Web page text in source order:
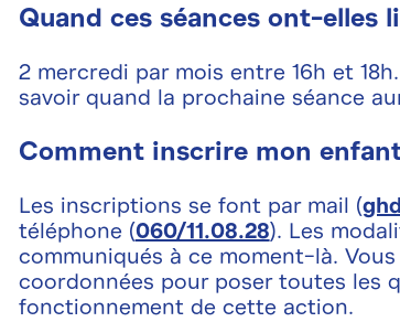
Quand ces séances ont-elles
2 mercredi par mois entre 16h et
savoir quand la prochaine séance
Comment inscrire mon
Les inscriptions se font par mail (
téléphone (060/11.08.28). Les
communiqués à ce moment-là.
coordonnées pour poser toutes les
fonctionnement de cette action.